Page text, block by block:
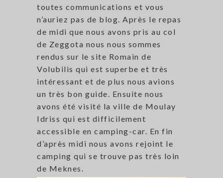
toutes communications et vous
n’auriez pas de blog. Après le repas
de midi que nous avons pris au col
de Zeggota nous nous sommes
rendus sur le site Romain de
Volubilis qui est superbe et très
intéressant et de plus nous avions
un très bon guide. Ensuite nous
avons été visité la ville de Moulay
Idriss qui est difficilement
accessible en camping-car. En fin
d’après midi nous avons rejoint le
camping qui se trouve pas très loin
de Meknes.